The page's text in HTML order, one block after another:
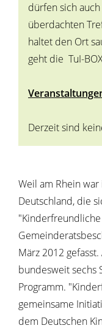
dürfen sich
überdachten
haltet den Ort
geht die TuI-
Derzeit sind
Weil am Rhein
Deutschland, die
März 2012
bundesweit sechs
Programm.
gemeinsame
dem Deutschen